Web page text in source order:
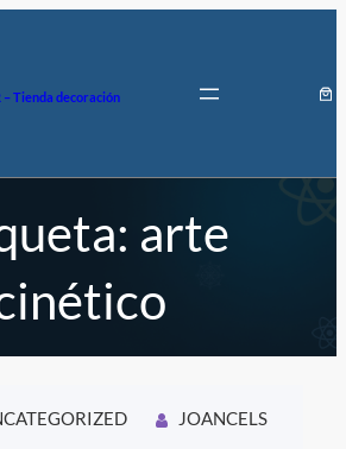
– Tienda decoración
arte
JOANCELS